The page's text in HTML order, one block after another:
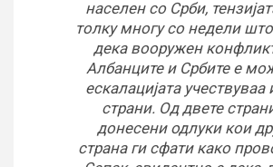
населен со Срби,
толку многу со недели
дека вооружен
Албанците и Србите е
ескалацијата учествуваа
страни. Од двете
донесени одлуки кои
страна ги сфати како